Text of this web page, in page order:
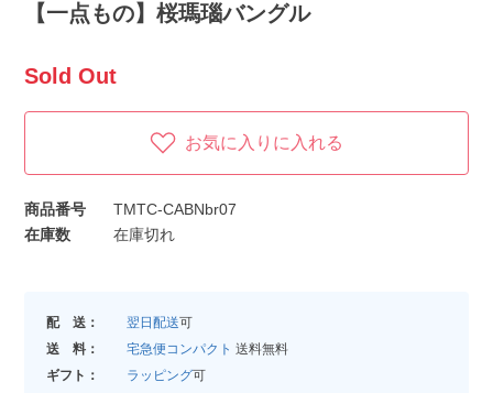
【一点もの】桜瑪瑙バングル
Sold Out
お気に入りに入れる
商品番号
TMTC-CABNbr07
在庫数
在庫切れ
配 送： 翌日配送可
送 料：
宅急便コンパクト 送料無料
ギフト：
ラッピング可